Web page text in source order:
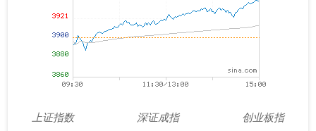
上证指数
深证成指
创业板指